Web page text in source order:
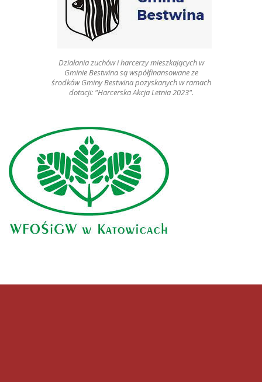
Działania zuchów i harcerzy mieszkających w
Gminie Bestwina są współfinansowane ze
środków Gminy Bestwina pozyskanych w ramach
dotacji: "Harcerska Akcja Letnia 2023".